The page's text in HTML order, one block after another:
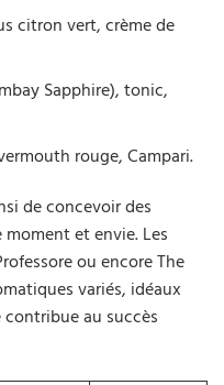
citron vert, crème de
Sapphire), tonic,
rouge, Campari.
de concevoir des
et envie. Les
ou encore The
variés, idéaux
au succès